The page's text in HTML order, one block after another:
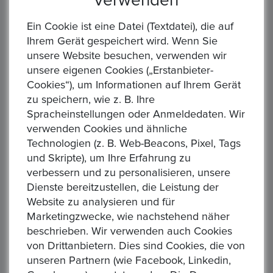
DEUTSCHES KAISERREICH. PREUSSEN, Wilhelm I.,
1871-1888. 10 Mark 1873 A. 3,58 gr. Feingold
Aktuelles Gebot :1,00 €
Alle Gebote:1
M*****n
Zeit: :2 days 04:45:43
DEUTSCHES KAISERREICH. Preussen, Wilhelm I. Kaiser 1871-
1888 10 Mark 1873 A - Münzstätte Berlin Gewicht: 3,99g
Material: 900/1.000 Gold Feingewicht: 3,58g Erhaltung:
präge...
Ein Cookie ist eine Datei (Textdatei), die auf
Ihrem Gerät gespeichert wird. Wenn Sie
unsere Website besuchen, verwenden wir
unsere eigenen Cookies („Erstanbieter-
Cookies“), um Informationen auf Ihrem Gerät
zu speichern, wie z. B. Ihre
Spracheinstellungen oder Anmeldedaten. Wir
verwenden Cookies und ähnliche
Technologien (z. B. Web-Beacons, Pixel, Tags
und Skripte), um Ihre Erfahrung zu
verbessern und zu personalisieren, unsere
Dienste bereitzustellen, die Leistung der
Website zu analysieren und für
Marketingzwecke, wie nachstehend näher
beschrieben. Wir verwenden auch Cookies
von Drittanbietern. Dies sind Cookies, die von
unseren Partnern (wie Facebook, Linkedin,